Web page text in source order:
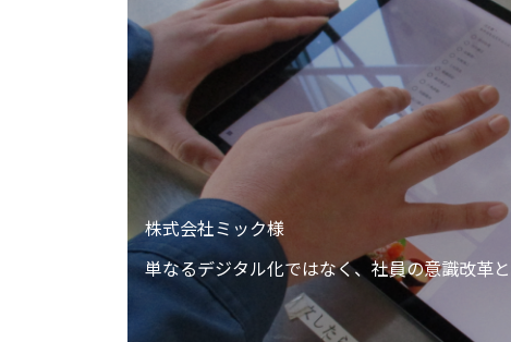
株式会社ミック様
単なるデジタル化ではなく、社員の意識改革